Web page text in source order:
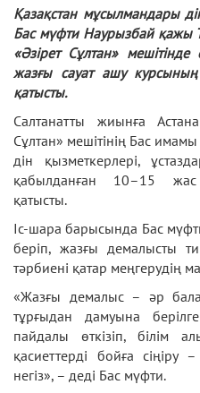
Қазақстан мұсылмандары
Бас мүфти Наурызбай қажы
«Әзірет Сұлтан»
жазғы сауат ашу курсының
қатысты.
Салтанатты жиынға
Сұлтан» мешітінің Бас
дін қызметкерлері,
қабылданған 10–15 жас
қатысты.
Іс-шара барысында Бас
беріп, жазғы демалысты
тәрбиені қатар меңгерудің
«Жазғы демалыс – әр
тұрғыдан дамуына
пайдалы өткізіп, білім
қасиеттерді бойға сіңіру
негіз», – деді Бас мүфти.